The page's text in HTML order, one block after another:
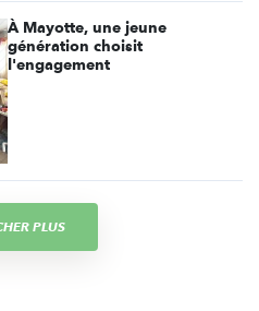
À Mayotte, une jeune
génération choisit
l'engagement
PLUS